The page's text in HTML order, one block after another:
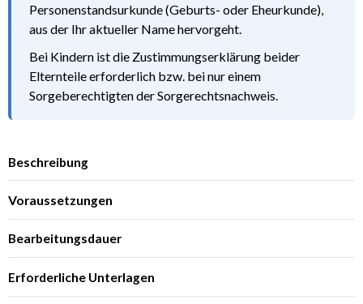
Personenstandsurkunde (Geburts- oder Eheurkunde),
aus der Ihr aktueller Name hervorgeht.
Bei Kindern ist die Zustimmungserklärung beider
Elternteile erforderlich bzw. bei nur einem
Sorgeberechtigten der Sorgerechtsnachweis.
Beschreibung
Voraussetzungen
Bearbeitungsdauer
Erforderliche Unterlagen